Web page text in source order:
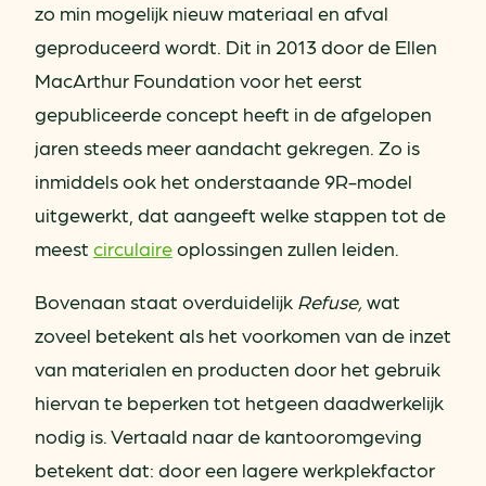
zo min mogelijk nieuw materiaal en afval
geproduceerd wordt. Dit in 2013 door de Ellen
MacArthur Foundation voor het eerst
gepubliceerde concept heeft in de afgelopen
jaren steeds meer aandacht gekregen. Zo is
inmiddels ook het onderstaande 9R-model
uitgewerkt, dat aangeeft welke stappen tot de
meest circulaireoplossingen zullen leiden.
Bovenaan staat overduidelijk Refuse, wat
zoveel betekent als het voorkomen van de inzet
van materialen en producten door het gebruik
hiervan te beperken tot hetgeen daadwerkelijk
nodig is. Vertaald naar de kantooromgeving
betekent dat: door een lagere werkplekfactor